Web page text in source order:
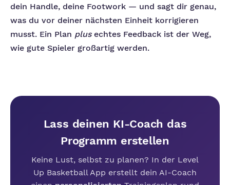
dein Handle, deine Footwork — und sagt dir genau,
was du vor deiner nächsten Einheit korrigieren
musst. Ein Plan plusechtes Feedback ist der Weg,
wie gute Spieler großartig werden.
Lass deinen KI-Coach das
Programm erstellen
Keine Lust, selbst zu planen? In der Level
Up Basketball App erstellt dein AI-Coach